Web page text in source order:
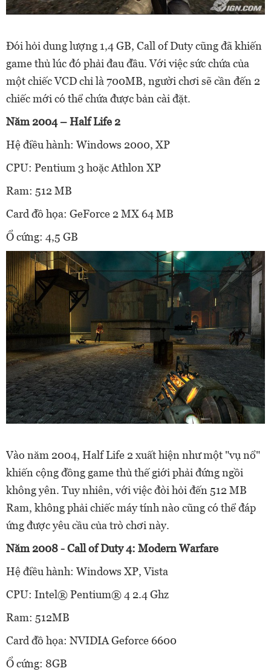
Đói hỏi dung lượng 1,4 GB, Call of Duty cũng đã khiến
game thủ lúc đó phải đau đầu. Với việc sức chứa của
một chiếc VCD chỉ là 700MB, người chơi sẽ cần đến 2
chiếc mới có thể chứa được bản cài đặt.
Năm 2004 – Half Life 2
Hệ điều hành: Windows 2000, XP
CPU: Pentium 3 hoặc Athlon XP
Ram: 512 MB
Card đồ họa: GeForce 2 MX 64 MB
Ổ cứng: 4,5 GB
Vào năm 2004, Half Life 2 xuất hiện như một "vụ nổ"
khiến cộng đồng game thủ thế giới phải đứng ngồi
không yên. Tuy nhiên, với việc đòi hỏi đến 512 MB
Ram, không phải chiếc máy tính nào cũng có thể đáp
ứng được yêu cầu của trò chơi này.
Năm 2008 - Call of Duty 4: Modern Warfare
Hệ điều hành: Windows XP, Vista
CPU: Intel® Pentium® 4 2.4 Ghz
Ram: 512MB
Card đồ họa: NVIDIA Geforce 6600
Ổ cứng: 8GB